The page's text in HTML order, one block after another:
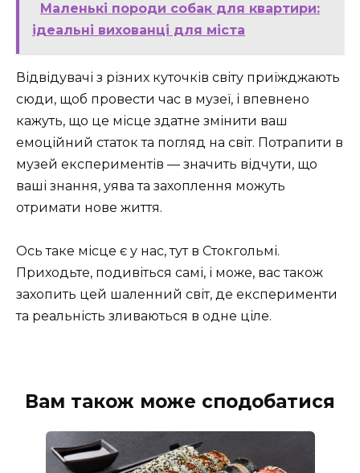
Маленькі породи собак для квартири:
ідеальні вихованці для міста
Відвідувачі з різних куточків світу приїжджають
сюди, щоб провести час в музеї, і впевнено
кажуть, що це місце здатне змінити ваш
емоційний статок та погляд на світ. Потрапити в
музей експериментів — значить відчути, що
ваші знання, уява та захоплення можуть
отримати нове життя.
Ось таке місце є у нас, тут в Стокгольмі.
Приходьте, подивіться самі, і може, вас також
захопить цей шаленний світ, де експерименти
та реальність зливаються в одне ціле.
Вам також може сподобатися